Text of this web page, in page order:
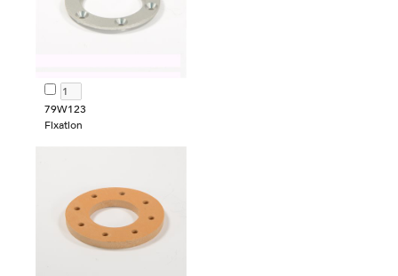
79W123
Fixation